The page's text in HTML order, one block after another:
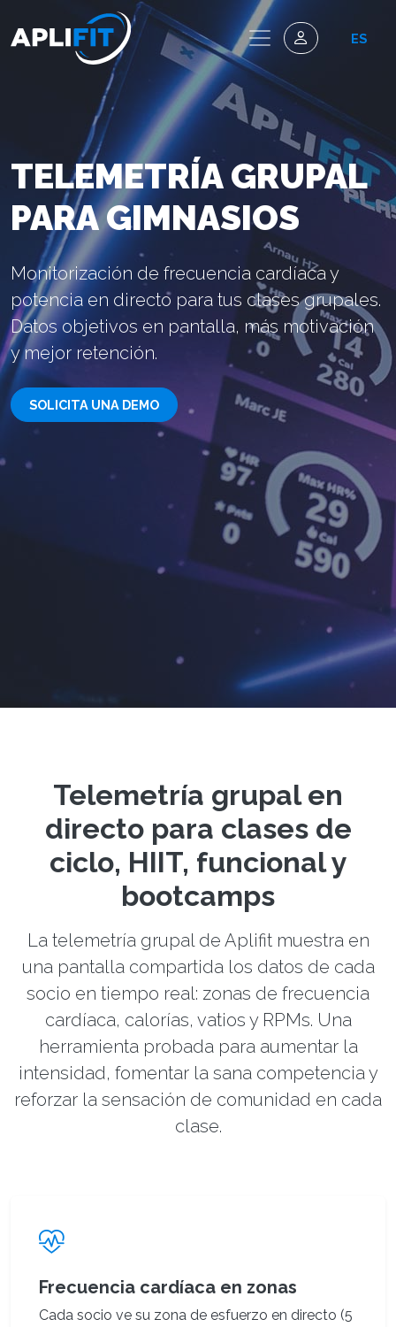
ES
TELEMETRÍA GRUPAL
PARA GIMNASIOS
Monitorización de frecuencia cardíaca y
potencia en directo para tus clases grupales.
Datos objetivos en pantalla, más motivación
y mejor retención.
SOLICITA UNA DEMO
Telemetría grupal en
directo para clases de
ciclo, HIIT, funcional y
bootcamps
La telemetría grupal de Aplifit muestra en
una pantalla compartida los datos de cada
socio en tiempo real: zonas de frecuencia
cardíaca, calorías, vatios y RPMs. Una
herramienta probada para aumentar la
intensidad, fomentar la sana competencia y
reforzar la sensación de comunidad en cada
clase.
Frecuencia cardíaca en zonas
Cada socio ve su zona de esfuerzo en directo (5